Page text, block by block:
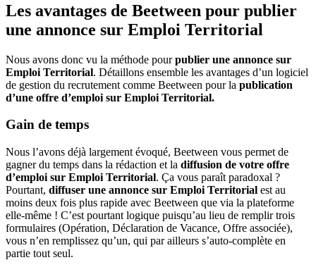
Les avantages de Beetween pour publier
une annonce sur Emploi Territorial
Nous avons donc vu la méthode pourpublier une annonce sur
Emploi Territorial. Détaillons ensemble les avantages d’un logiciel
de gestion du recrutement comme Beetween pour la publication
d’une offre d’emploi sur Emploi Territorial.
Gain de temps
Nous l’avons déjà largement évoqué, Beetween vous permet de
gagner du temps dans la rédaction et la diffusion de votre offre
d’emploi sur Emploi Territorial. Ça vous paraît paradoxal ?
Pourtant, diffuser une annonce sur Emploi Territorial est au
moins deux fois plus rapide avec Beetween que via la plateforme
elle-même ! C’est pourtant logique puisqu’au lieu de remplir trois
formulaires (Opération, Déclaration de Vacance, Offre associée),
vous n’en remplissez qu’un, qui par ailleurs s’auto-complète en
partie tout seul.